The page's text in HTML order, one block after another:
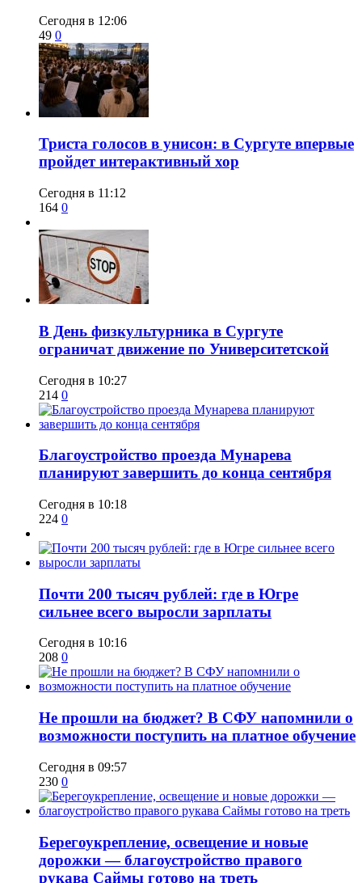
Сегодня в 12:06
49 0
​Триста голосов в унисон: в Сургуте впервые
пройдет интерактивный хор
Сегодня в 11:12
164 0
​В День физкультурника в Сургуте
ограничат движение по Университетской
Сегодня в 10:27
214 0
Благоустройство проезда Мунарева
планируют завершить до конца сентября
Сегодня в 10:18
224 0
​Почти 200 тысяч рублей: где в Югре
сильнее всего выросли зарплаты
Сегодня в 10:16
208 0
Не прошли на бюджет? В СФУ напомнили о
возможности поступить на платное обучение
Сегодня в 09:57
230 0
Берегоукрепление, освещение и новые
дорожки — благоустройство правого
рукава Саймы готово на треть